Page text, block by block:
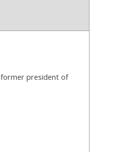
president of